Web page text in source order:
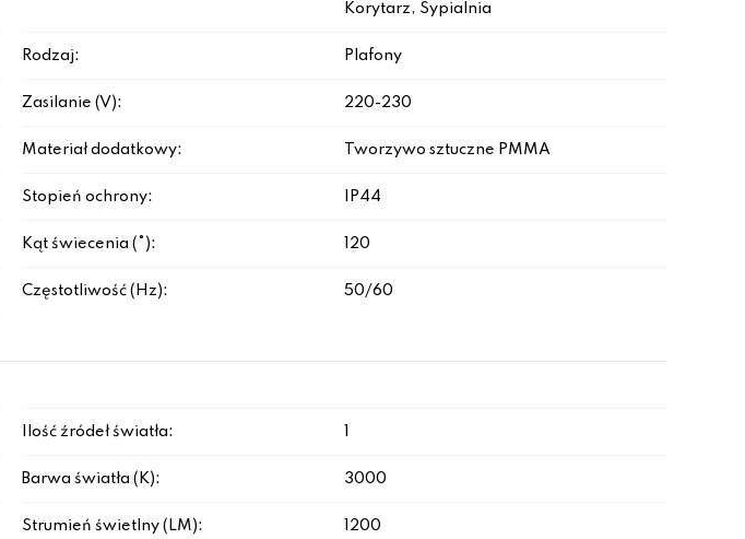
Korytarz, Sypialnia
Rodzaj: Plafony
Zasilanie (V): 220-230
Materiał dodatkowy: Tworzywo sztuczne PMMA
Stopień ochrony: IP44
Kąt świecenia (°): 120
Częstotliwość (Hz): 50/60
Ilość źródeł światła:
Barwa światła (K): 3000
Strumień świetlny (LM): 1200